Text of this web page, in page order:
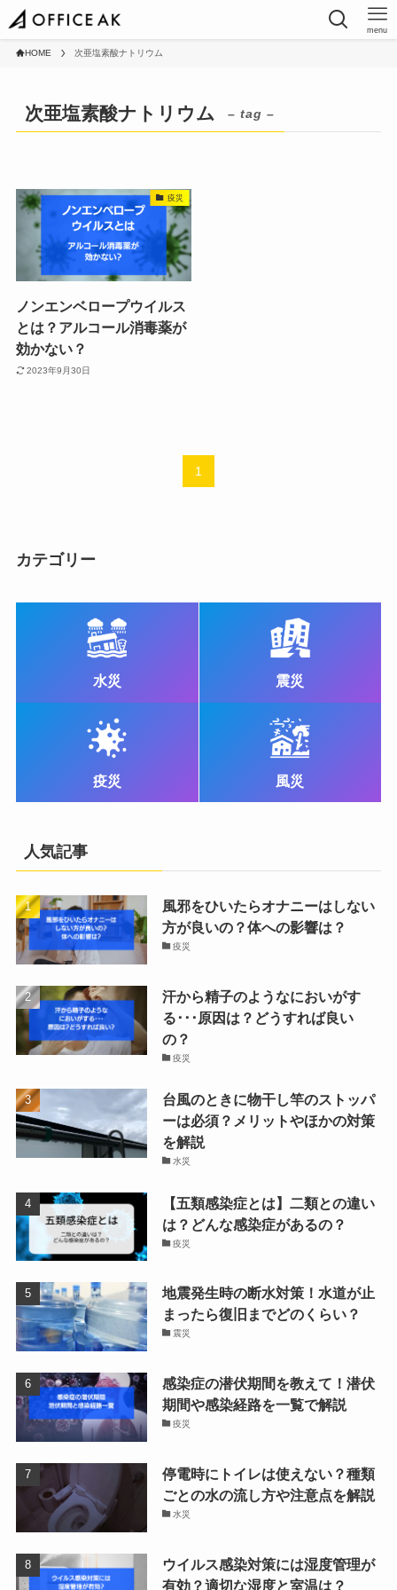
menu
HOME 次亜塩素酸ナトリウム
次亜塩素酸ナトリウム – tag –
疫災
ノンエンベロープウイルス
とは？アルコール消毒薬が
効かない？
2023年9月30日
1
カテゴリー
水災 震災
疫災 風災
人気記事
風邪をひいたらオナニーはしない
方が良いの？体への影響は？
疫災
汗から精子のようなにおいがす
る･･･原因は？どうすれば良い
の？
疫災
台風のときに物干し竿のストッパ
ーは必須？メリットやほかの対策
を解説
水災
【五類感染症とは】二類との違い
は？どんな感染症があるの？
疫災
地震発生時の断水対策！水道が止
まったら復旧までどのくらい？
震災
感染症の潜伏期間を教えて！潜伏
期間や感染経路を一覧で解説
疫災
停電時にトイレは使えない？種類
ごとの水の流し方や注意点を解説
水災
ウイルス感染対策には湿度管理が
有効？適切な湿度と室温は？